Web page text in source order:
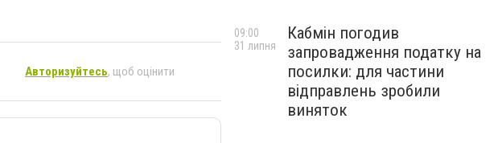
Авторизуйтесь, щоб оцінити
Кабмін погодив
запровадження податку на
посилки: для частини
відправлень зробили
виняток
09:00
31 липня